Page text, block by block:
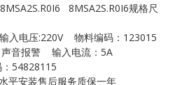
8MSA2S.R0I6规格尺
入电压:220V 物料编码：123015
音报警 输入电流：5A
54828115
平安装售后服务质保一年